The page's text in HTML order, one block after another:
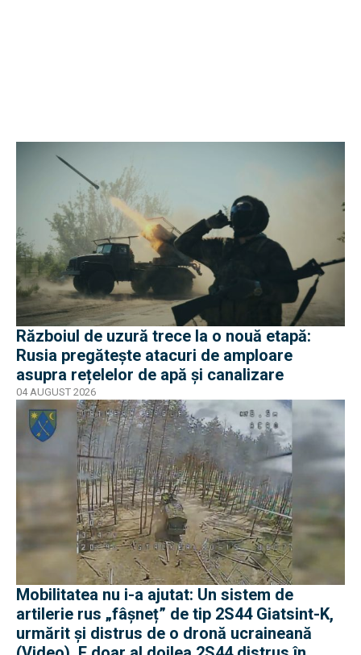
Războiul de uzură trece la o nouă etapă:
Rusia pregătește atacuri de amploare
asupra rețelelor de apă și canalizare
04 AUGUST 2026
Mobilitatea nu i-a ajutat: Un sistem de
artilerie rus „fâșneț” de tip 2S44 Giatsint-K,
urmărit și distrus de o dronă ucraineană